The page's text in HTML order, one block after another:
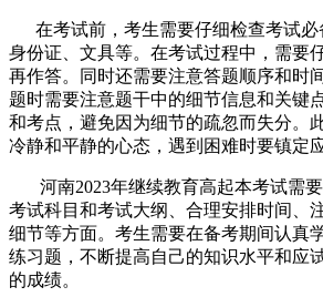
在考试前，考生需要仔细检查考试必
身份证、文具等。在考试过程中，需要
再作答。同时还需要注意答题顺序和时
题时需要注意题干中的细节信息和关键
和考点，避免因为细节的疏忽而失分。
冷静和平静的心态，遇到困难时要镇定应
河南2023年继续教育高起本考试需
考试科目和考试大纲、合理安排时间、
细节等方面。考生需要在备考期间认真
练习题，不断提高自己的知识水平和应
的成绩。